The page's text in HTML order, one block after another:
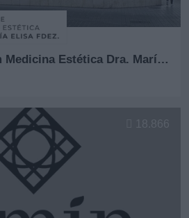
* Clínica Emporium Medicina Estética Dra. María Elisa Fernández